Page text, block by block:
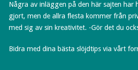
Några av inläggen på den här sajten har
gjort, men de allra flesta kommer från
med sig av sin kreativitet. -Gör det du
Bidra med dina bästa slöjdtips via vårt